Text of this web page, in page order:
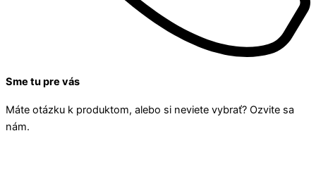
Sme tu pre vás
Máte otázku k produktom, alebo si neviete vybrať? Ozvite sa
nám.